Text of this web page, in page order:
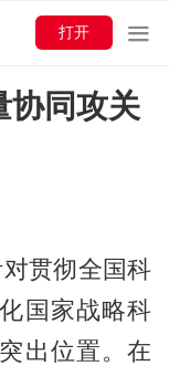
打开
协同攻关
贯彻全国科
国家战略科
出位置。在